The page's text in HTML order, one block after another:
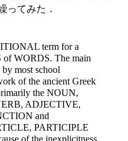
ってみた．
term for a
WORDS. The main
most school
of the ancient Greek
the NOUN,
ADJECTIVE,
and
PARTICIPLE
of the inexplicitness